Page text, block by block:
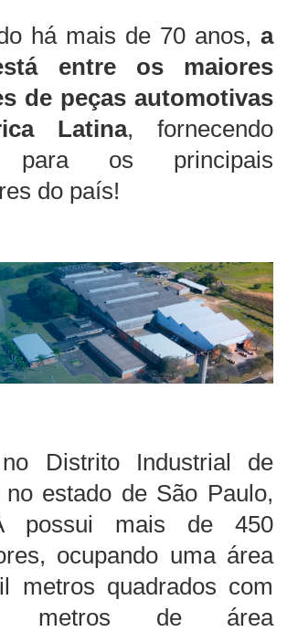
há mais de 70 anos, a
entre os maiores
de peças automotivas
Latina, fornecendo
para os principais
do país!
Distrito Industrial de
estado de São Paulo,
possui mais de 450
ocupando uma área
metros quadrados com
metros de área